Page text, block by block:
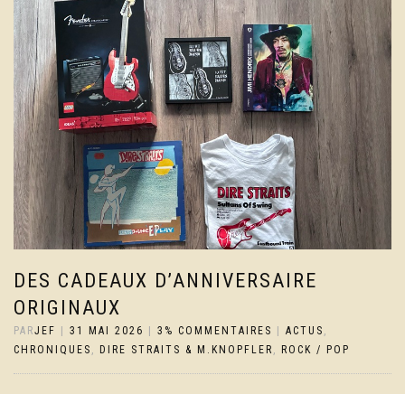
DES CADEAUX D’ANNIVERSAIRE
ORIGINAUX
PARJEF | 31 MAI 2026 | 3% COMMENTAIRES | ACTUS
CHRONIQUES
DIRE STRAITS & M.KNOPFLER ROCK / POP